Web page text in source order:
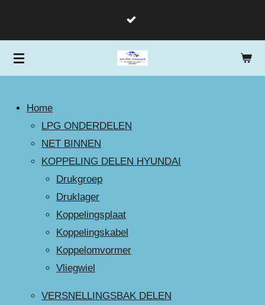
de
Home
LPG ONDERDELEN
NET BINNEN
KOPPELING DELEN HYUNDAI
Drukgroep
Druklager
Koppelingsplaat
Koppelingskabel
Koppelomvormer
Vliegwiel
VERSNELLINGSBAK DELEN